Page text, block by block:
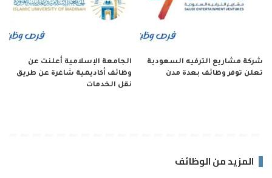
شركة مشاريع الترفيه السعودية
تعلن توفر وظائف بعدة مدن
الجامعة الإسلامية أعلنت عن
وظائف أكاديمية شاغرة عن طريق
نقل الخدمات
المزيد من الوظائف